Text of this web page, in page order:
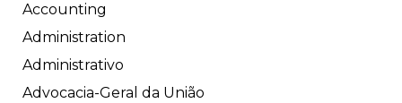
Accounting
Administration
Administrativo
Advocacia-Geral da União